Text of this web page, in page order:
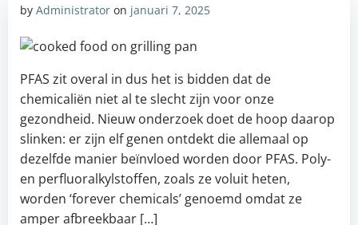
by Administrator on januari 7, 2025
PFAS zit overal in dus het is bidden dat de
chemicaliën niet al te slecht zijn voor onze
gezondheid. Nieuw onderzoek doet de hoop daarop
slinken: er zijn elf genen ontdekt die allemaal op
dezelfde manier beïnvloed worden door PFAS. Poly-
en perfluoralkylstoffen, zoals ze voluit heten,
worden ‘forever chemicals’ genoemd omdat ze
amper afbreekbaar […]